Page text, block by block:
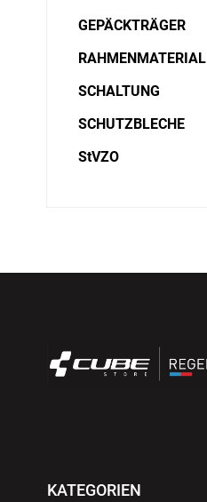
GEPÄCKTRÄGER
RAHMENMATERIAL
SCHALTUNG
SCHUTZBLECHE
StVZO
KATEGORIEN